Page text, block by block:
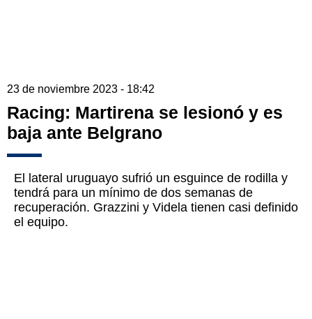
23 de noviembre 2023 - 18:42
Racing: Martirena se lesionó y es
baja ante Belgrano
El lateral uruguayo sufrió un esguince de rodilla y
tendrá para un mínimo de dos semanas de
recuperación. Grazzini y Videla tienen casi definido
el equipo.